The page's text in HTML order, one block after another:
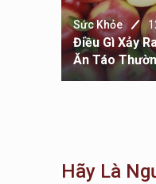
Sức Khỏe
Điều Gì Xảy
Ăn Táo
Hãy Là